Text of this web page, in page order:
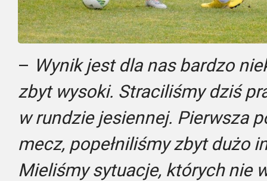
– Wynik jest dla nas bardzo
zbyt wysoki. Straciliśmy dziś
w rundzie jesiennej. Pierwsza
mecz, popełniliśmy zbyt dużo
Mieliśmy sytuacje, których nie